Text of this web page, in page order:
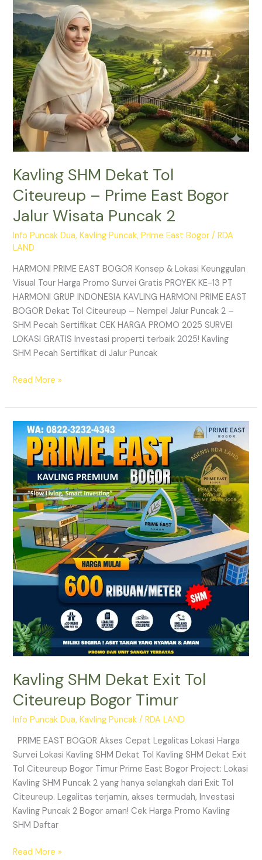
Kavling SHM Dekat Tol
Citeureup – Prime East Bogor
Jalur Wisata Puncak 2
Info Puncak Dua,Kavling Puncak,Prime East Bogor /RDA
LAND
HARMONI PRIME EAST BOGOR Konsep & Lokasi Keunggulan
Visual Tour Harga Promo Survei Gratis PROYEK KE-13 PT
HARMONI GRUP INDONESIA KAVLING HARMONI PRIME EAST
BOGOR Dekat Tol Citeureup – Nempel Jalur Puncak 2 –
SHM Pecah Sertifikat CEK HARGA PROMO 2025 SURVEI
LOKASI GRATIS Investasi properti terbaik 2025! Kavling
SHM Pecah Sertifikat di Jalur Puncak
Prime
East
Bogor
Jalur
Wisata
Puncak
2
Read More »
Kavling SHM Dekat Exit Tol
Citeureup Bogor Timur
Info Puncak Dua,Kavling Puncak /RDA LAND
PRIME EAST BOGOR Akses Cepat Legalitas Lokasi Harga
Survei Lokasi Kavling SHM Dekat Tol Kavling SHM Dekat Exit
Tol Citeureup Bogor Timur Prime East Bogor Project: Lokasi
Kavling SHM Puncak 2 yang hanya selangkah dari Exit Tol
Citeureup. Legalitas terjamin, akses termudah, Investasi
Kavling Puncak 2 Bogor aman! Cek Harga Promo Kavling
SHM Daftar
Kavling
SHM
Dekat
Exit
Tol
Citeureup
Bogor
Timur
Read More »